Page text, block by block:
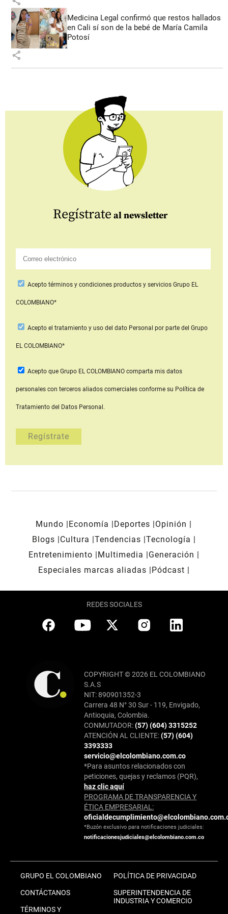
Medicina Legal confirmó que restos hallados
en Cali sí son de la bebé de María Camila
Potosí
share
Regístrate al newsletter
Aceptotérminos y condiciones productos y serviciosGrupo EL
COLOMBIANO*
Acepto el tratamiento y uso del dato Personal por parte del Grupo
EL COLOMBIANO*
Acepto que Grupo EL COLOMBIANOcomparta mis datos
personales con terceros aliados comerciales conforme su Política de
Tratamiento del Datos Personal.
Mundo Economía Deportes
Opinión
Blogs
Cultura Tendencias Tecnología
Entretenimiento
Multimedia
Generación
Especiales marcas aliadas
Pódcast
REDES SOCIALES
COPYRIGHT © 2026 EL COLOMBIANO
S.A.S
NIT: 890901352-3
Carrera 48 N° 30 Sur - 119, Envigado,
Antioquia, Colombia.
CONMUTADOR:(57) (604) 3315252
ATENCIÓN AL CLIENTE:(57) (604)
3393333
servicio@elcolombiano.com.co
*Para asuntos relacionados con
peticiones, quejas y reclamos (PQR),
haz clic aquí
PROGRAMA DE TRANSPARENCIA Y
ÉTICA EMPRESARIAL:
*Buzón exclusivo para notificaciones judiciales:
notificacionesjudiciales@elcolombiano.com.co
GRUPO EL COLOMBIANO
CONTÁCTANOS
TÉRMINOS Y
POLÍTICA DE PRIVACIDAD
SUPERINTENDENCIA DE
INDUSTRIA Y COMERCIO